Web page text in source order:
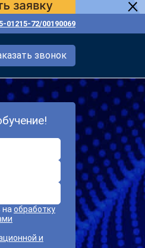
01215-72/00190069
звонок
на обработку
и